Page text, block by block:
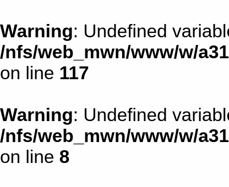
Warning: Undefined
/nfs/web_mwn/www/w/
on line 117
Warning: Undefined
/nfs/web_mwn/www/w/
on line 8